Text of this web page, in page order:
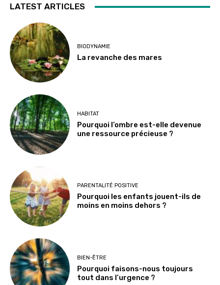
LATEST ARTICLES
BIODYNAMIE
La revanche des mares
HABITAT
Pourquoi l’ombre est-elle devenue
une ressource précieuse ?
PARENTALITÉ POSITIVE
Pourquoi les enfants jouent-ils de
moins en moins dehors ?
BIEN-ÊTRE
Pourquoi faisons-nous toujours
tout dans l’urgence ?